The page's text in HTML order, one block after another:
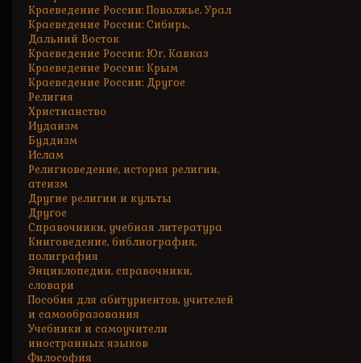
Краеведение России: Поволжье, Урал
Краеведение России: Сибирь,
Дальний Восток
Краеведение России: Юг, Кавказ
Краеведение России: Крым
Краеведение России: Другое
Религия
Христианство
Иудаизм
Буддизм
Ислам
Религиоведение, история религии,
атеизм
Другие религии и культы
Другое
Справочники, учебная литература
Книговедение, библиография,
полиграфия
Энциклопедии, справочники,
словари
Пособия для абитуриентов, учителей
и самообразования
Учебники и самоучители
иностранных языков
Философия